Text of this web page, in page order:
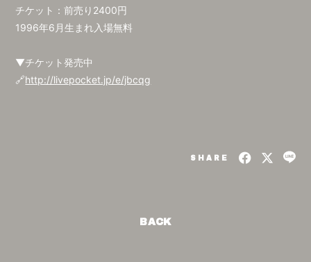
チケット：前売り2400円
1996年6月生まれ入場無料
▼チケット発売中
🔗http://livepocket.jp/e/jbcqg
SHARE
BACK